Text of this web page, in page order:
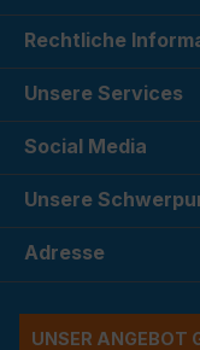
Rechtliche
Unsere Services
Social Media
Unsere
Adresse
UNSER ANGEBOT